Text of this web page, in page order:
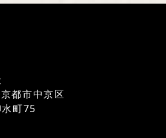
都市中京区
町75